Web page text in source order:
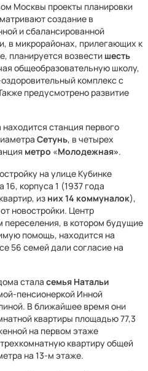
Москвы проекты планировки
создание в
и сбалансированной
в микрорайонах, прилегающих к
планируется возвести шесть
общеобразовательную школу,
комплекс с
предусмотрено развитие
станция первого
Сетунь, в четырех
метро «Молодежная».
на улице Кубинке
корпуса 1 (1937 года
из них 14 коммуналок),
новостройки. Центр
в котором будущие
помощь, находится на
56 семей дали согласие на
стала семья Натальи
пенсионеркой Инной
В ближайшее время они
квартиры площадью 77,3
на первом этаже
квартиру общей
на 13-м этаже.